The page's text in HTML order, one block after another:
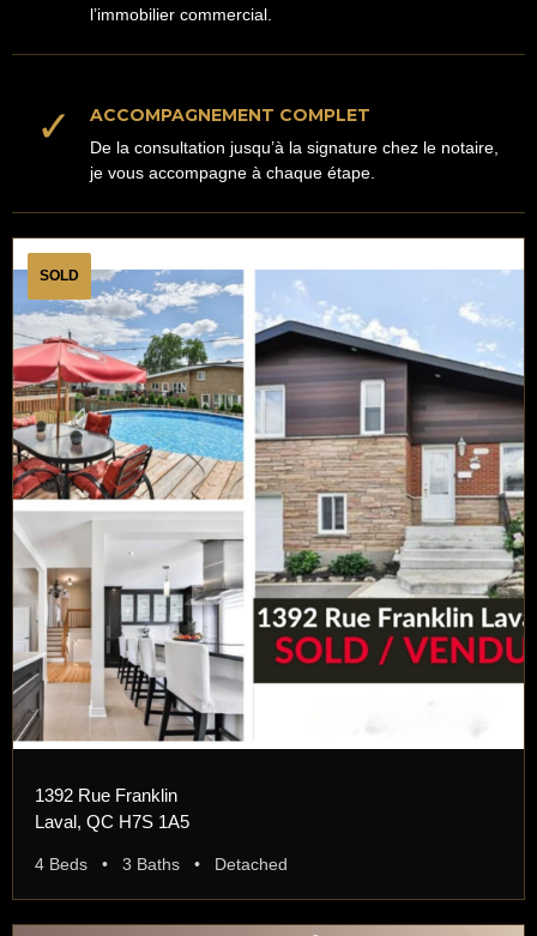
l’immobilier commercial.
✓ ACCOMPAGNEMENT COMPLET
De la consultation jusqu’à la signature chez le notaire,
je vous accompagne à chaque étape.
SOLD
1392 Rue Franklin
Laval, QC H7S 1A5
4 Beds • 3 Baths • Detached